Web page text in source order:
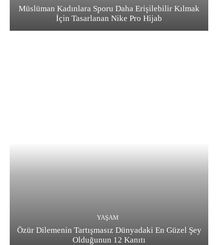
Müslüman Kadınlara Sporu Daha Erişilebilir Kılmak
İçin Tasarlanan Nike Pro Hijab
YAŞAM
Özür Dilemenin Tartışmasız Dünyadaki En Güzel Şey
Olduğunun 12 Kanıtı